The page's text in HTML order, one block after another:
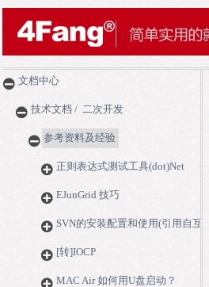
文档中心
技术文档 /  二次开发
参考资料及经验
正则表达式测试工具(dot)Net
EJunGrid 技巧
SVN的安装配置和使用(引用自互
[转]IOCP
MAC Air 如何用U盘启动？